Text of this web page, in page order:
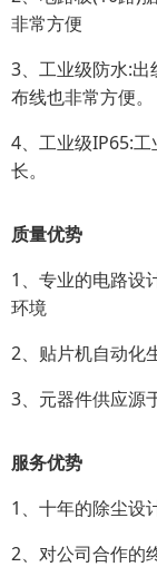
非常方便
3、工业级防水:出
布线也非常方便。
4、工业级IP65:
长。
质量优势
1、专业的电路设
环境
2、贴片机自动化
3、元器件供应源
服务优势
1、十年的除尘设
2、对公司合作的